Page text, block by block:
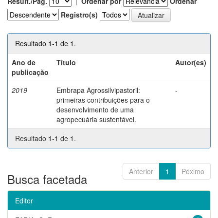
Registro(s)
Resultado 1-1 de 1.
Ano de
publicação
Título Autor(es)
2019
Embrapa Agrossilvipastoril:
primeiras contribuições para o
desenvolvimento de uma
agropecuária sustentável.
-
Resultado 1-1 de 1.
Anterior 1 Póximo
Busca facetada
Editor